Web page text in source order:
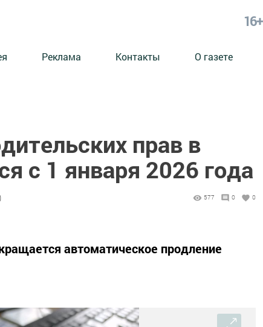
16+
Реклама Контакты О газете
прав в
с 1 января 2026 года
577 0 0
автоматическое продление